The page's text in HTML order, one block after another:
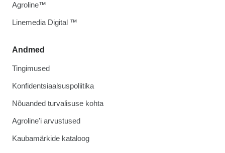
Andmed
Tingimused
Konfidentsiaalsuspoliitika
Nõuanded turvalisuse kohta
Agroline'i arvustused
Kaubamärkide kataloog
Agroline™
Linemedia Digital ™